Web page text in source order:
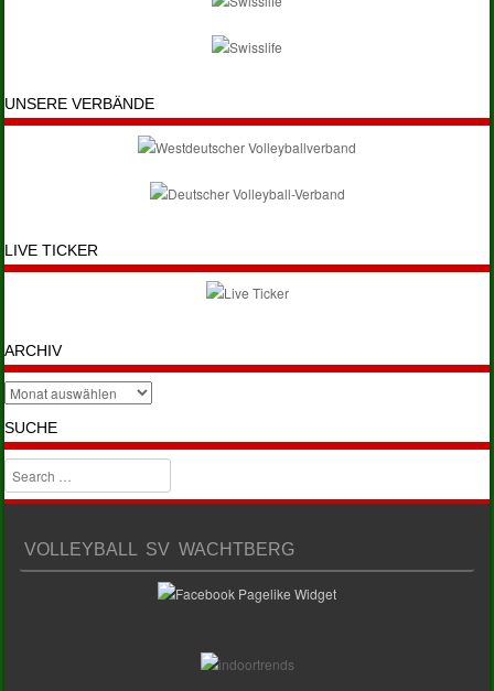
UNSERE VERBÄNDE
LIVE TICKER
ARCHIV
SUCHE
Search
VOLLEYBALL SV WACHTBERG